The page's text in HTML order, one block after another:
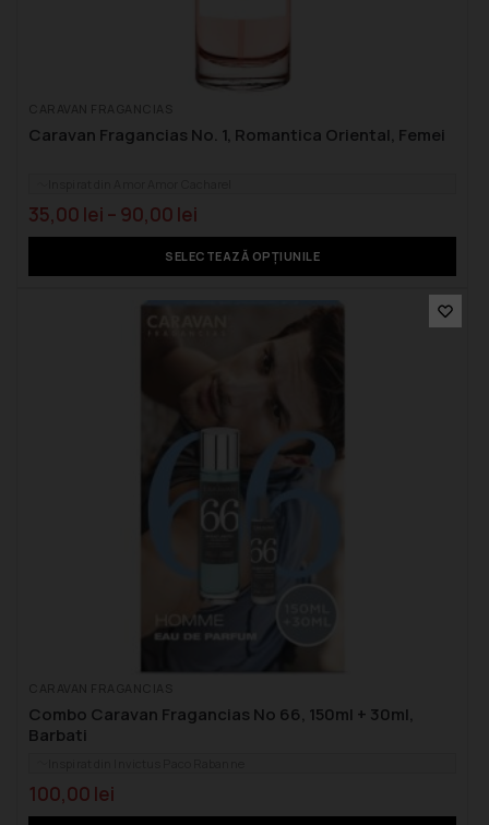
Caravan Fragancias No. 1, Romantica Oriental, Femei
35,00 lei – 90,00 lei
SELECTEAZĂ OPȚIUNILE
Combo Caravan Fragancias No 66, 150ml + 30ml,
Barbati
100,00 lei